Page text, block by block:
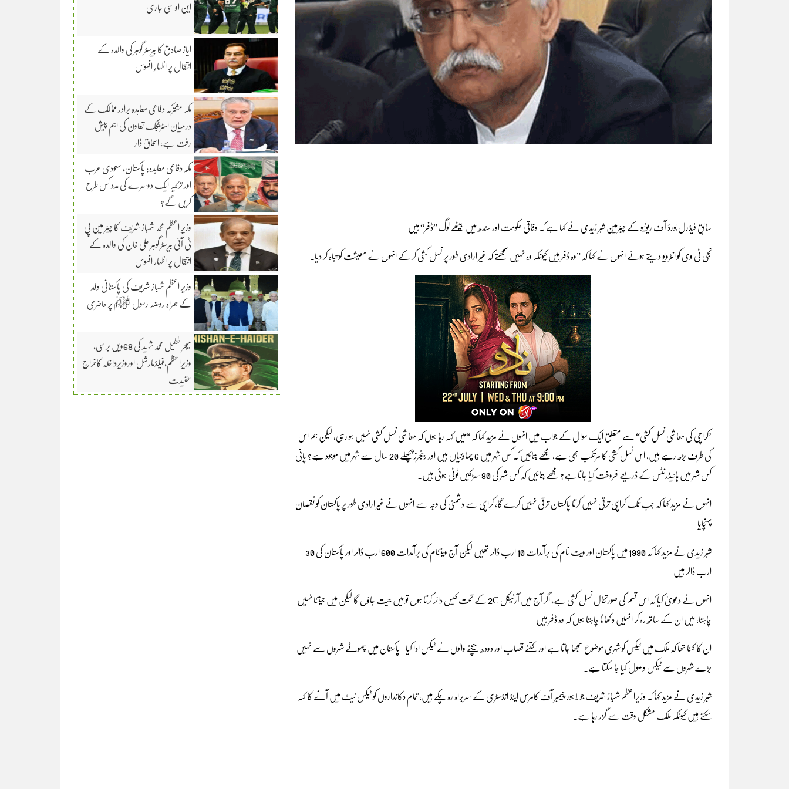
سابق فیڈرل بورڈ آف ریونیو کے چیئرمین شبر زیدی نے کہا ہے کہ وفاقی حکومت اور سندھ میں بیٹھے لوگ ”ڈفر“ ہیں۔
نجی ٹی وی کو انٹرویو دیتے ہوئے انہوں نے کہا کہ ”وہ ڈفر ہیں کیونکہ وہ نہیں سمجھتے کہ غیر ارادی طور پر نسل کشی کر کے انہوں نے معیشت کو تباہ کر دیا۔
’کراچی کی معاشی نسل کشی“ سے متعلق ایک سوال کے جواب میں انہوں نے مزید کہا کہ “میں کہہ رہا ہوں کہ معاشی نسل کشی نہیں ہو رہی، لیکن ہم اس
کی طرف بڑھ رہے ہیں، اس نسل کشی کا مرتکب بھی ہے، مجھے بتائیں کہ کس شہر میں 6 چھاؤنیاں ہیں اور رینجرز پچھلے 20 سال سے شہر میں موجود ہے؟ پانی
کس شہر میں ہائیڈرنٹس کے ذریعے فروخت کیا جاتا ہے؟ مجھے بتائیں کہ کس شہر کی 80 سڑکیں ٹوٹی ہوئی ہیں۔
انہوں نے مزید کہا کہ جب تک کراچی ترقی نہیں کرتا پاکستان ترقی نہیں کرے گا، کراچی سے دشمنی کی وجہ سے انہوں نے غیر ارادی طور پر پاکستان کو نقصان
پہنچایا۔
شبر زیدی نے مزید کہا کہ 1990 میں پاکستان اور ویت نام کی برآمدات 10 ارب ڈالر تھیں لیکن آج ویتنام کی برآمدات 600 ارب ڈالر اور پاکستان کی 30
ارب ڈالر ہیں۔
انہوں نے دعویٰ کیا کہ اس قسم کی صورتحال نسل کشی ہے، اگر آج میں آرٹیکل 2C کے تحت کیس دائر کرتا ہوں تو میں جیت جاؤں گا لیکن میں جیتنا نہیں
چاہتا، میں ان کے ساتھ رہ کر انہیں دکھانا چاہتا ہوں کہ وہ ڈفر ہیں۔
ان کا کہنا تھا کہ ملک میں ٹیکس کو شہری موضوع سمجھا جاتا ہے اور کتنے قصاب اور دودھ بیچنے والوں نے ٹیکس ادا کیا۔ پاکستان میں چھوٹے شہروں سے نہیں
بڑے شہروں سے ٹیکس وصول کیا جا سکتا ہے۔
شبر زیدی نے مزید کہا کہ وزیراعظم شہباز شریف جو لاہور چیمبر آف کامرس اینڈ انڈسٹری کے سربراہ رہ چکے ہیں، تمام دکانداروں کو ٹیکس نیٹ میں آنے کا کہہ
سکتے ہیں کیونکہ ملک مشکل وقت سے گزر رہا ہے۔
این او سی جاری
ایاز صادق کا بیرسٹر گوہر کی والدہ کے
انتقال پر اظہارِ افسوس
مکہ مشترکہ دفاعی معاہدہ برادر ممالک کے
درمیان اسٹریٹجک تعاون کی اہم پیش
رفت ہے، اسحاق ڈار
مکّہ دفاعی معاہدہ: پاکستان، سعودی عرب
اور ترکیہ ایک دوسرے کی مدد کس طرح
کریں گے؟
وزیرِ اعظم محمد شہباز شریف کا چیئر مین پی
ٹی آئی بیرسٹر گوہر علی خان کی والدہ کے
انتقال پر اظہار افسوس
وزیر اعظم شہباز شریف کی پاکستانی وفد
کے ہمراہ روضہ رسول ﷺ پر حاضری
میجر طفیل محمد شہید کی 68ویں برسی،
وزیراعظم،فیلڈمارشل اوروزیرداخلہ کاخراج
عقیدت